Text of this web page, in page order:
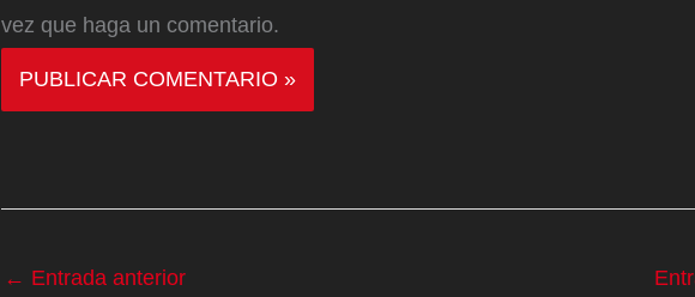
vez que haga un comentario.
← Entrada anterior